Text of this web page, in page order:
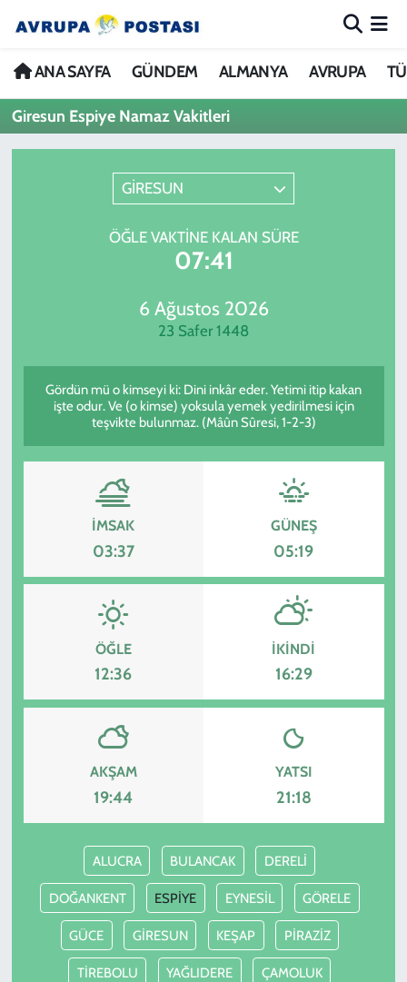
ANA SAYFA GÜNDEM ALMANYA AVRUPA
Giresun Espiye Namaz Vakitleri
GİRESUN
ÖĞLE VAKTINE KALAN SÜRE
07:41
6 Ağustos 2026
23 Safer 1448
Gördün mü o kimseyi ki: Dini inkâr eder. Yetimi itip kakan
işte odur. Ve (o kimse) yoksula yemek yedirilmesi için
teşvikte bulunmaz. (Mâûn Sûresi, 1-2-3)
İMSAK
03:37
GÜNEŞ
05:19
ÖĞLE
12:36
İKINDI
16:29
AKŞAM
19:44
YATSI
21:18
ALUCRA BULANCAK DERELİ
DOĞANKENT ESPİYE EYNESİL GÖRELE
GÜCE GİRESUN KEŞAP PİRAZİZ
TİREBOLU YAĞLIDERE ÇAMOLUK
ANA SAYFA
GÜNDEM
SPOR
YAZARLAR
Nöbetçi Eczaneler
Hava Durumu
Trafik Durumu
Avrupa Ligi Puan Durumu ve Fikstür
Tüm Manşetler
Haber Arşivi